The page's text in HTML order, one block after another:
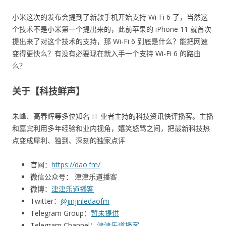
小米这次的发布会提到了新款手机开始支持 Wi-Fi 6 了，当然这
个技术不是小米第一个提出来的，此前苹果的 iPhone 11 就首次
提出来了对这个技术的支持，那 Wi-Fi 6 到底是什么？能把网速
变得更快么？有没有必要现在就入手一个支持 Wi-Fi 6 的路由
么？
关于【科技鲜声】
朱峰、高春辉等多位知名 IT 业者主持的科技资讯快评播客。主播
和嘉宾利用多年经验和业内视角，嬉笑怒骂之间，把最新科技热
点变成犀利、独到、深刻的独家点评
官网： https://dao.fm/
微信公众号： 津津乐道播客
微博： 津津乐道播客
Twitter： @jinjinledaofm
Telegram Group： 暂未提供